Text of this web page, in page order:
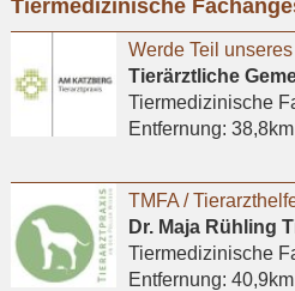
eingeben
Tiermedizinische
Tiermedizinische
Entfernung: 38,8km
Dr. Maja Rühling
Tiermedizinische
Entfernung: 40,9km